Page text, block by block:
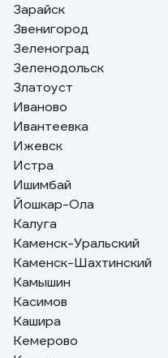
Зарайск
Звенигород
Зеленоград
Зеленодольск
Златоуст
Иваново
Ивантеевка
Ижевск
Истра
Ишимбай
Йошкар-Ола
Калуга
Каменск-Уральский
Каменск-Шахтинский
Камышин
Касимов
Кашира
Кемерово